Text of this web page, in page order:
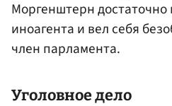
Моргенштерн достаточно
иноагента и вел себя
член парламента.
Уголовное дело